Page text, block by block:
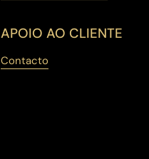
APOIO AO CLIENTE
Contacto